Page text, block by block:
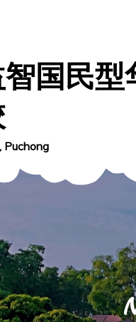
国民型
Puchong